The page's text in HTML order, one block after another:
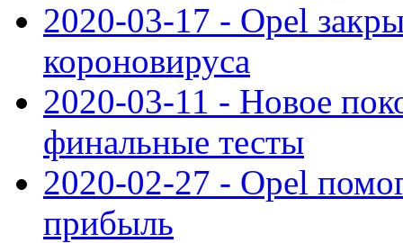
2020-03-17 - Opel
короновируса
2020-03-11 - Новое
финальные тесты
2020-02-27 - Opel
прибыль